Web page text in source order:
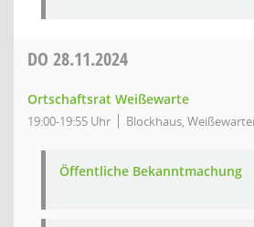
DO 28.11.2024
Ortschaftsrat Weißewarte
19:00-19:55 Uhr Blockhaus,
Öffentliche Bekanntmachung